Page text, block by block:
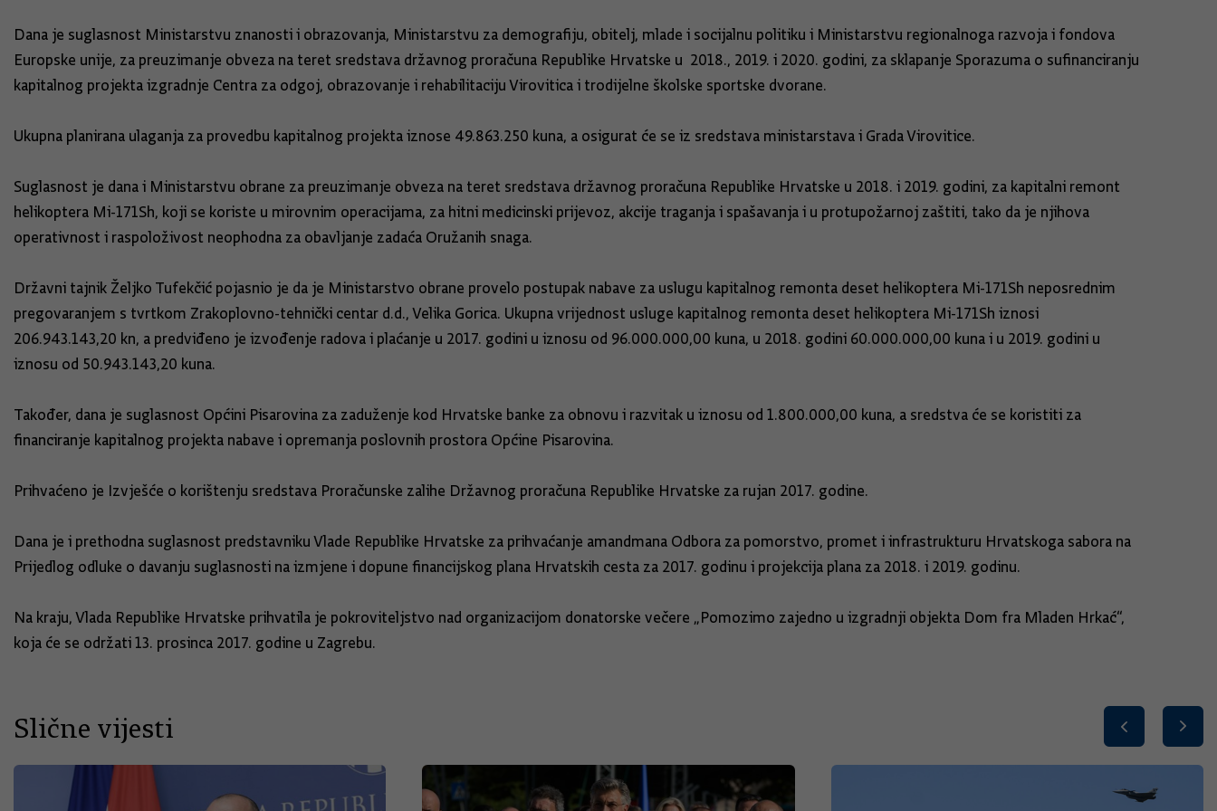
Dana je suglasnost Ministarstvu znanosti i obrazovanja, Ministarstvu za demografiju, obitelj, mlade i socijalnu politiku i Ministarstvu regionalnoga razvoja i fondova
Europske unije, za preuzimanje obveza na teret sredstava državnog proračuna Republike Hrvatske u 2018., 2019. i 2020. godini, za sklapanje Sporazuma o sufinanciranju
kapitalnog projekta izgradnje Centra za odgoj, obrazovanje i rehabilitaciju Virovitica i trodijelne školske sportske dvorane.
Ukupna planirana ulaganja za provedbu kapitalnog projekta iznose 49.863.250 kuna, a osigurat će se iz sredstava ministarstava i Grada Virovitice.
Suglasnost je dana i Ministarstvu obrane za preuzimanje obveza na teret sredstava državnog proračuna Republike Hrvatske u 2018. i 2019. godini, za kapitalni remont
helikoptera Mi-171Sh, koji se koriste u mirovnim operacijama, za hitni medicinski prijevoz, akcije traganja i spašavanja i u protupožarnoj zaštiti, tako da je njihova
operativnost i raspoloživost neophodna za obavljanje zadaća Oružanih snaga.
Državni tajnik Željko Tufekčić pojasnio je da je Ministarstvo obrane provelo postupak nabave za uslugu kapitalnog remonta deset helikoptera Mi-171Sh neposrednim
pregovaranjem s tvrtkom Zrakoplovno-tehnički centar d.d., Velika Gorica. Ukupna vrijednost usluge kapitalnog remonta deset helikoptera Mi-171Sh iznosi
206.943.143,20 kn, a predviđeno je izvođenje radova i plaćanje u 2017. godini u iznosu od 96.000.000,00 kuna, u 2018. godini 60.000.000,00 kuna i u 2019. godini u
iznosu od 50.943.143,20 kuna.
Također, dana je suglasnost Općini Pisarovina za zaduženje kod Hrvatske banke za obnovu i razvitak u iznosu od 1.800.000,00 kuna, a sredstva će se koristiti za
financiranje kapitalnog projekta nabave i opremanja poslovnih prostora Općine Pisarovina.
Prihvaćeno je Izvješće o korištenju sredstava Proračunske zalihe Državnog proračuna Republike Hrvatske za rujan 2017. godine.
Dana je i prethodna suglasnost predstavniku Vlade Republike Hrvatske za prihvaćanje amandmana Odbora za pomorstvo, promet i infrastrukturu Hrvatskoga sabora na
Prijedlog odluke o davanju suglasnosti na izmjene i dopune financijskog plana Hrvatskih cesta za 2017. godinu i projekcija plana za 2018. i 2019. godinu.
Na kraju, Vlada Republike Hrvatske prihvatila je pokroviteljstvo nad organizacijom donatorske večere „Pomozimo zajedno u izgradnji objekta Dom fra Mladen Hrkać“,
koja će se održati 13. prosinca 2017. godine u Zagrebu.
Slične vijesti